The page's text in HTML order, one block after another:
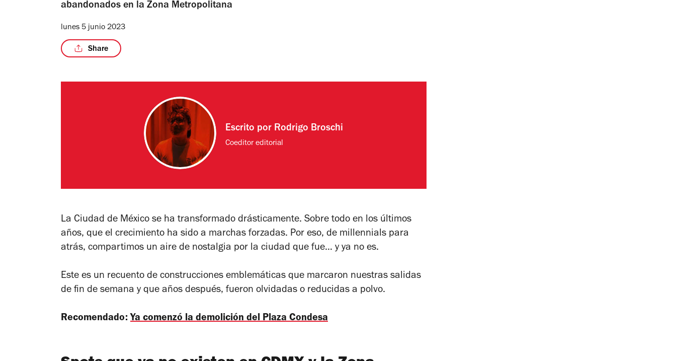
abandonados en la Zona Metropolitana
lunes 5 junio 2023
Share
Escrito por Rodrigo Broschi
Coeditor editorial
La Ciudad de México se ha transformado drásticamente. Sobre todo en los últimos
años, que el crecimiento ha sido a marchas forzadas. Por eso, de millennials para
atrás, compartimos un aire de nostalgia por la ciudad que fue… y ya no es.
Este es un recuento de construcciones emblemáticas que marcaron nuestras salidas
de fin de semana y que años después, fueron olvidadas o reducidas a polvo.
Recomendado: Ya comenzó la demolición del Plaza Condesa